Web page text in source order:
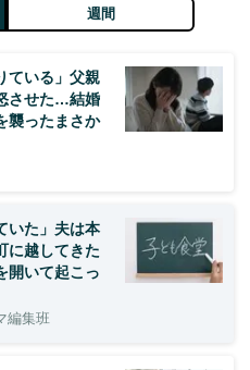
週間
ている」父親
させた…結婚
襲ったまさか
いた」夫は本
に越してきた
開いて起こっ
編集班